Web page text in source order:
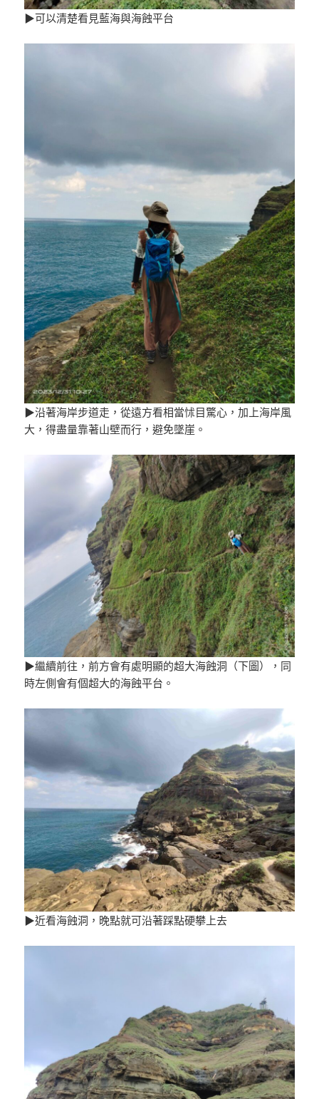
▶可以清楚看見藍海與海蝕平台
▶沿著海岸步道走，從遠方看相當怵目驚心，加上海岸風
大，得盡量靠著山壁而行，避免墜崖。
▶繼續前往，前方會有處明顯的超大海蝕洞（下圖），同
時左側會有個超大的海蝕平台。
▶近看海蝕洞，晚點就可沿著踩點硬攀上去